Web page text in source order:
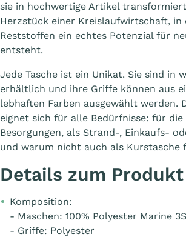
sie in hochwertige Artikel
Herzstück einer Kreislaufwirtschaft, in
Reststoffen ein echtes Potenzial für
entsteht.
Jede Tasche ist ein Unikat. Sie sind in
erhältlich und ihre Griffe können aus
lebhaften Farben ausgewählt werden.
eignet sich für alle Bedürfnisse: für die
Besorgungen, als Strand-, Einkaufs-
und warum nicht auch als Kurstasche
Details zum Produkt
Komposition:
- Maschen: 100% Polyester Marine
- Griffe: Polyester